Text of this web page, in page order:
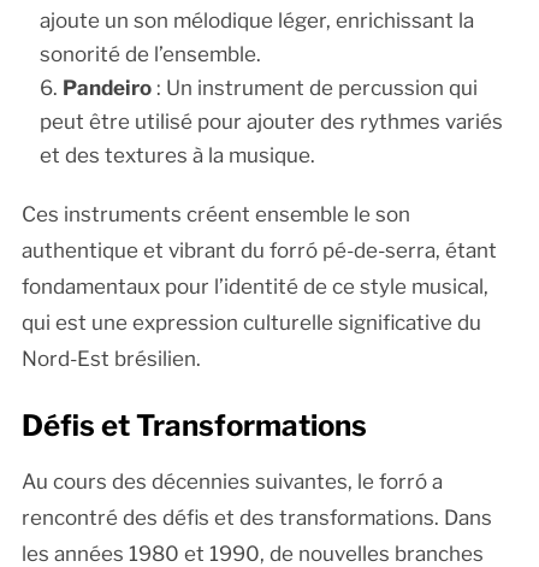
ajoute un son mélodique léger, enrichissant la
sonorité de l’ensemble.
Pandeiro: Un instrument de percussion qui
peut être utilisé pour ajouter des rythmes variés
et des textures à la musique.
Ces instruments créent ensemble le son
authentique et vibrant du forró pé-de-serra, étant
fondamentaux pour l’identité de ce style musical,
qui est une expression culturelle significative du
Nord-Est brésilien.
Défis et Transformations
Au cours des décennies suivantes, le forró a
rencontré des défis et des transformations. Dans
les années 1980 et 1990, de nouvelles branches